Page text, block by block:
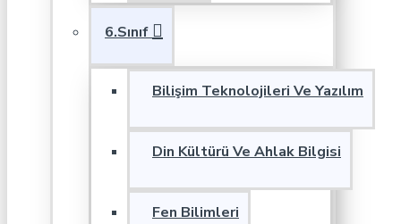
6.Sınıf
Bilişim Teknolojileri Ve Yazılım
Din Kültürü Ve Ahlak Bilgisi
Fen Bilimleri